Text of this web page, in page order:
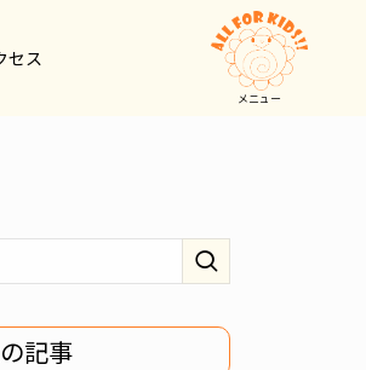
セス
メニュー
記事